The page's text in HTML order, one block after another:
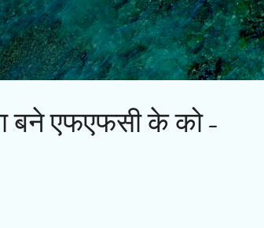
Skip to main content
बने एफएफसी के को-